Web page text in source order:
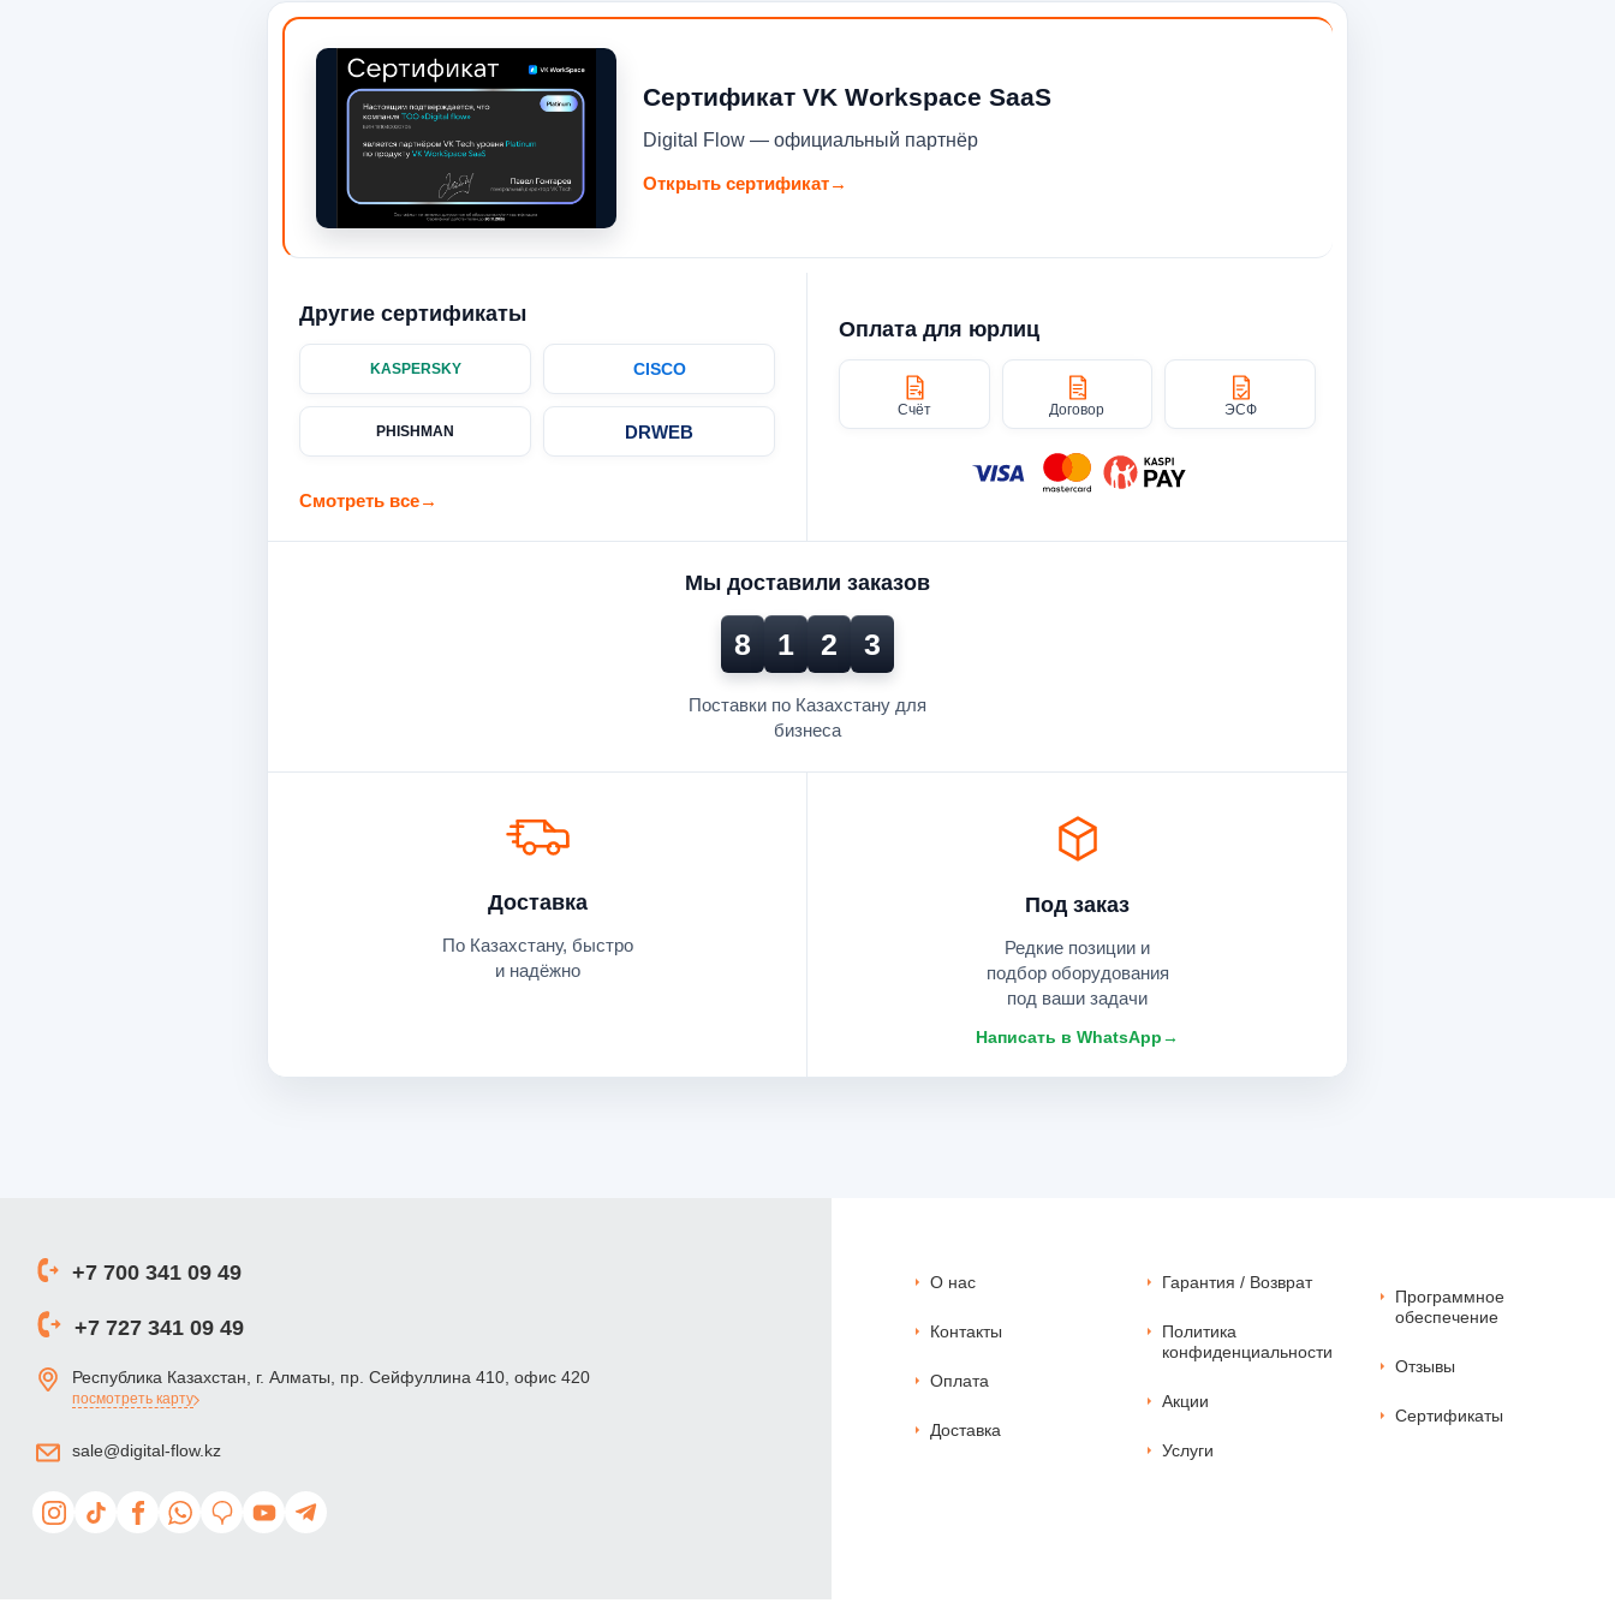
Сертификат VK Workspace SaaS
Digital Flow — официальный партнёр
Открыть сертификат→
Другие сертификаты
KASPERSKY CISCO
PHISHMAN DRWEB
Смотреть все→
Оплата для юрлиц
Счёт Договор ЭСФ
Мы доставили заказов
8 1 2 3
Поставки по Казахстану для
бизнеса
Под заказ
Редкие позиции и
подбор оборудования
под ваши задачи
Написать в WhatsApp→
Доставка
По Казахстану, быстро
и надёжно
+7 700 341 09 49
+7 727 341 09 49
Республика Казахстан, г. Алматы, пр. Сейфуллина 410, офис 420
посмотреть карту
sale@digital-flow.kz
О нас
Контакты
Оплата
Доставка
Гарантия / Возврат
Политика
конфиденциальности
Акции
Услуги
Программное
обеспечение
Отзывы
Сертификаты